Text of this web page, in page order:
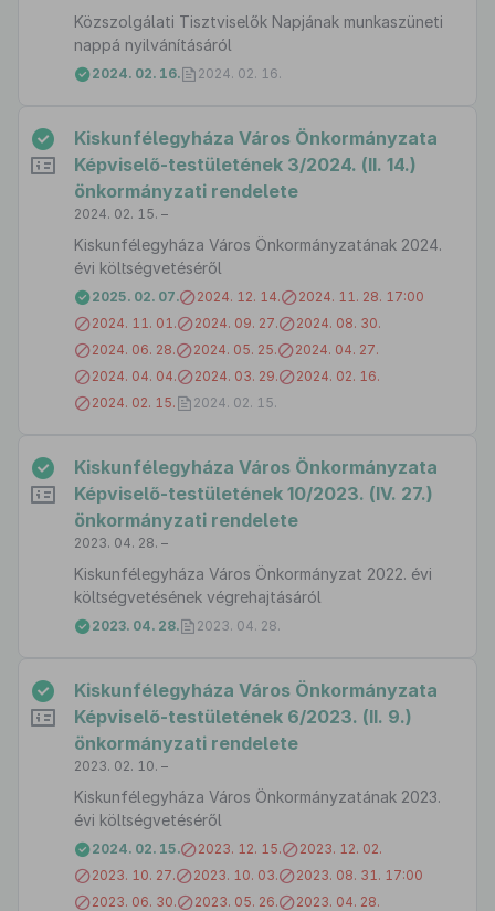
Közszolgálati Tisztviselők Napjának munkaszüneti
nappá nyilvánításáról
2024. 02. 16. 2024. 02. 16.
Kiskunfélegyháza Város Önkormányzata
Képviselő-testületének 3/2024. (II. 14.)
önkormányzati rendelete
2024. 02. 15. –
Kiskunfélegyháza Város Önkormányzatának 2024.
évi költségvetéséről
2025. 02. 07. 2024. 12. 14.
2024. 11. 28. 17:00
2024. 11. 01.
2024. 09. 27.
2024. 08. 30.
2024. 06. 28.
2024. 05. 25.
2024. 04. 27.
2024. 04. 04.
2024. 03. 29.
2024. 02. 16.
2024. 02. 15.
2024. 02. 15.
Kiskunfélegyháza Város Önkormányzata
Képviselő-testületének 10/2023. (IV. 27.)
önkormányzati rendelete
2023. 04. 28. –
Kiskunfélegyháza Város Önkormányzat 2022. évi
költségvetésének végrehajtásáról
2023. 04. 28. 2023. 04. 28.
Kiskunfélegyháza Város Önkormányzata
Képviselő-testületének 6/2023. (II. 9.)
önkormányzati rendelete
2023. 02. 10. –
Kiskunfélegyháza Város Önkormányzatának 2023.
évi költségvetéséről
2024. 02. 15. 2023. 12. 15.
2023. 12. 02.
2023. 10. 27.
2023. 10. 03.
2023. 08. 31. 17:00
2023. 06. 30.
2023. 05. 26.
2023. 04. 28.